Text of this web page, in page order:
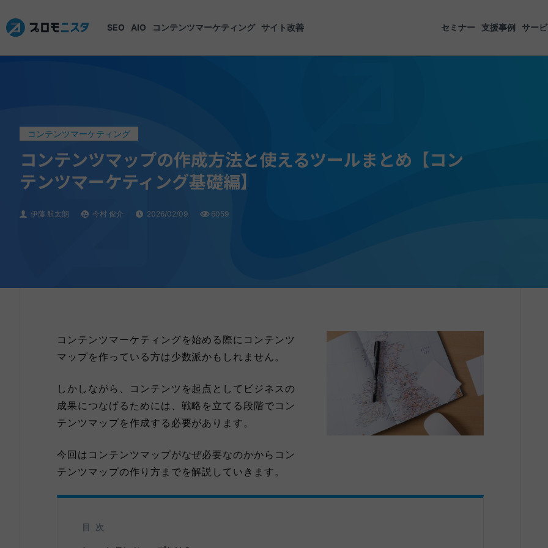
SEO AIO コンテンツマーケティング サイト改善 セミナー 支援事例 サー
コンテンツマーケティング
コンテンツマップの作成方法と使えるツールまとめ【コン
テンツマーケティング基礎編】
伊藤 航太朗 今村 俊介 2026/02/09 6059
コンテンツマーケティングを始める際にコンテンツ
マップを作っている方は少数派かもしれません。
しかしながら、コンテンツを起点としてビジネスの
成果につなげるためには、戦略を立てる段階でコン
テンツマップを作成する必要があります。
今回はコンテンツマップがなぜ必要なのかからコン
テンツマップの作り方までを解説していきます。
目次